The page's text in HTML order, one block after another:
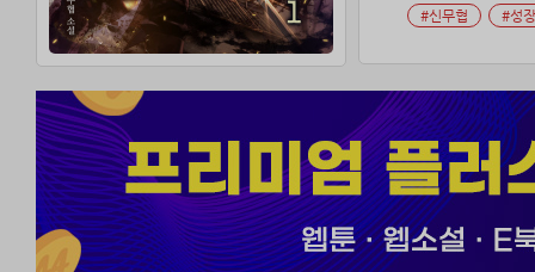
마교와 정파의
#신무협 #성장